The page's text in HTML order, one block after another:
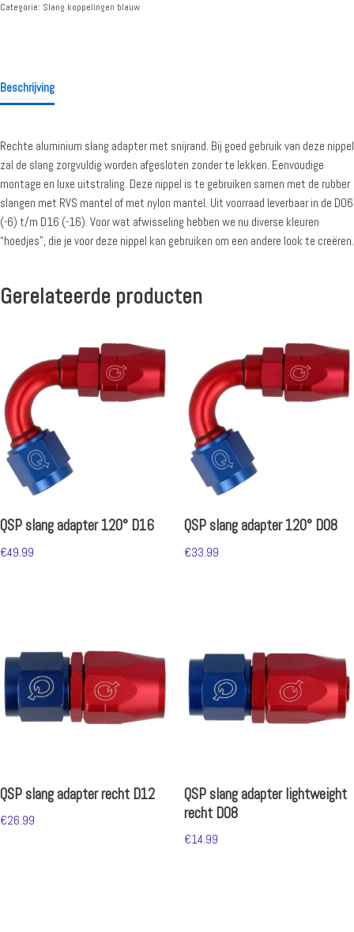
Categorie: Slang koppelingen blauw
Beschrijving
Rechte aluminium slang adapter met snijrand. Bij goed gebruik van deze nippel
zal de slang zorgvuldig worden afgesloten zonder te lekken. Eenvoudige
montage en luxe uitstraling. Deze nippel is te gebruiken samen met de rubber
slangen met RVS mantel of met nylon mantel. Uit voorraad leverbaar in de D06
(-6) t/m D16 (-16). Voor wat afwisseling hebben we nu diverse kleuren
“hoedjes”, die je voor deze nippel kan gebruiken om een andere look te creëren.
Gerelateerde producten
QSP slang adapter 120° D16
€49.99
QSP slang adapter 120° D08
€33.99
QSP slang adapter recht D12
€26.99
QSP slang adapter lightweight
recht D08
€14.99